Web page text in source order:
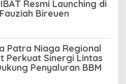
Resmi Launching di
Bireuen
Patra Niaga Regional
Perkuat Sinergi Lintas
Penyaluran BBM